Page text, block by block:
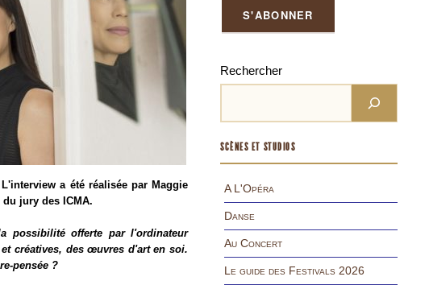
a été réalisée par Maggie
jury des ICMA.
possibilité offerte par l'ordinateur
créatives, des œuvres d'art en soi.
pensée ?
Rechercher
SCÈNES ET STUDIOS
A L'Opéra
Danse
Au Concert
Le guide des Festivals 2026